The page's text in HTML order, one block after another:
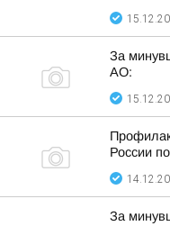
За
АО:
России
За